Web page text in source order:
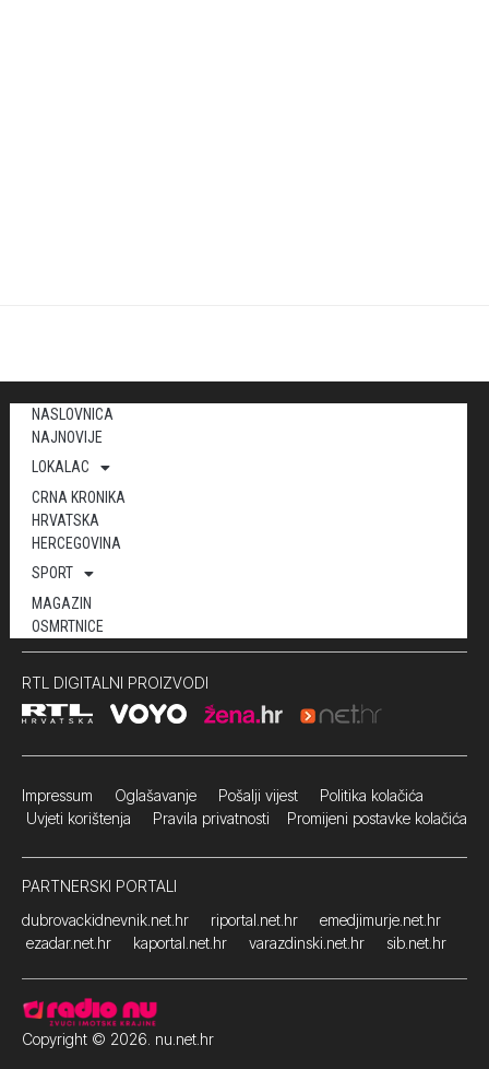
NASLOVNICA
NAJNOVIJE
LOKALAC
CRNA KRONIKA
HRVATSKA
HERCEGOVINA
SPORT
MAGAZIN
OSMRTNICE
RTL DIGITALNI PROIZVODI
Impressum Oglašavanje Pošalji vijest Politika kolačića
Uvjeti korištenja Pravila privatnosti Promijeni postavke kolačića
PARTNERSKI PORTALI
dubrovackidnevnik.net.hr
riportal.net.hr
emedjimurje.net.hr
ezadar.net.hr
kaportal.net.hr varazdinski.net.hr sib.net.hr
Copyright © 2026. nu.net.hr